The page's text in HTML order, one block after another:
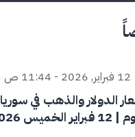
12 فبراير, 2026 - 11:44 ص
الدولار والذهب في سوريا
الخميس 2026